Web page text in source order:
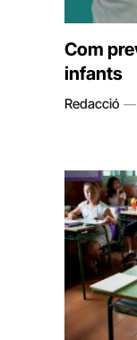
Com
infants
Redacció